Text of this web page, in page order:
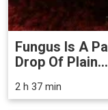
Fungus Is A
Drop Of Plain...
2 h 37 min